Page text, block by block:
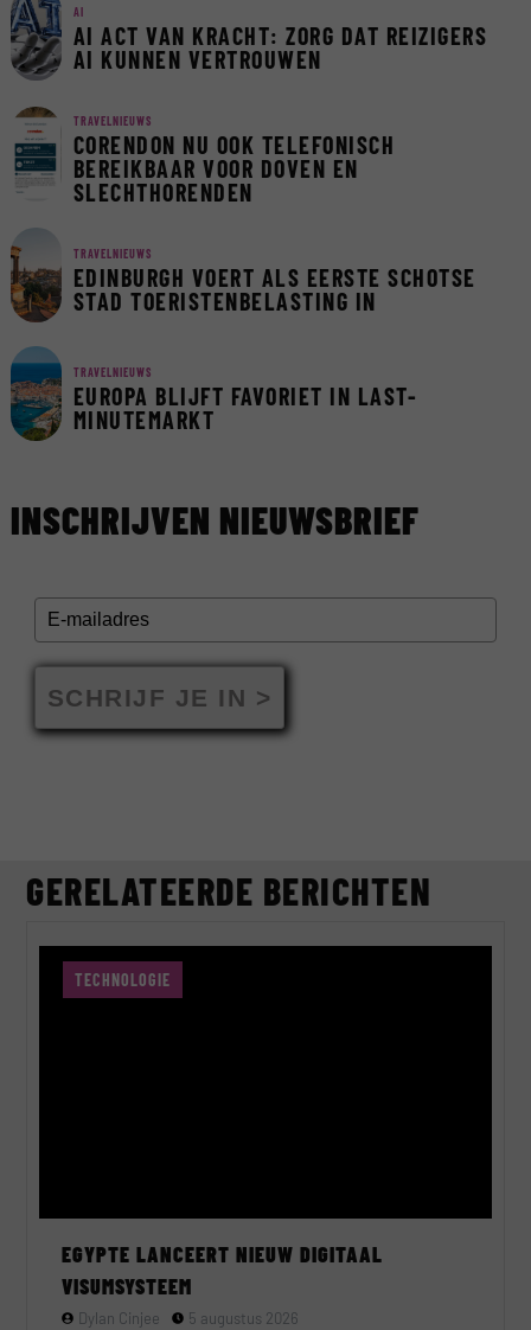
AI
AI ACT VAN KRACHT: ZORG DAT REIZIGERS
AI KUNNEN VERTROUWEN
TRAVELNIEUWS
CORENDON NU OOK TELEFONISCH
BEREIKBAAR VOOR DOVEN EN
SLECHTHORENDEN
TRAVELNIEUWS
EDINBURGH VOERT ALS EERSTE SCHOTSE
STAD TOERISTENBELASTING IN
TRAVELNIEUWS
EUROPA BLIJFT FAVORIET IN LAST-
MINUTEMARKT
INSCHRIJVEN NIEUWSBRIEF
SCHRIJF JE IN >
GERELATEERDE BERICHTEN
TECHNOLOGIE
EGYPTE LANCEERT NIEUW DIGITAAL
VISUMSYSTEEM
Dylan Cinjee 5 augustus 2026